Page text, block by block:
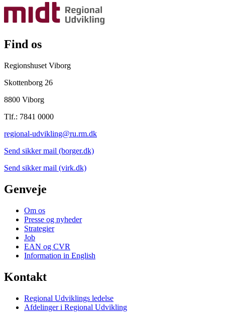
Find os
Regionshuset Viborg
Skottenborg 26
8800 Viborg
Tlf.: 7841 0000
regional-udvikling@ru.rm.dk
Send sikker mail (borger.dk)
Send sikker mail (virk.dk)
Genveje
Om os
Presse og nyheder
Strategier
Job
EAN og CVR
Information in English
Kontakt
Regional Udviklings ledelse
Afdelinger i Regional Udvikling